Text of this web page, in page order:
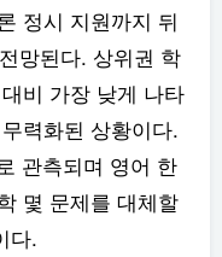
정시 지원까지 뒤
망된다. 상위권 학
비 가장 낮게 나타
력화된 상황이다.
관측되며 영어 한
몇 문제를 대체할
다.